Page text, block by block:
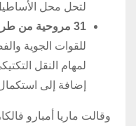
لتحل محل الأساطيل
31 مروحية من
لمهام النقل
إضافة إلى
وقالت ماريا أمبارو